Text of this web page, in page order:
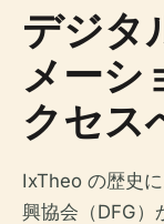
デジタ
メーシ
クセス
IxTheo の歴史
興協会（DFG）